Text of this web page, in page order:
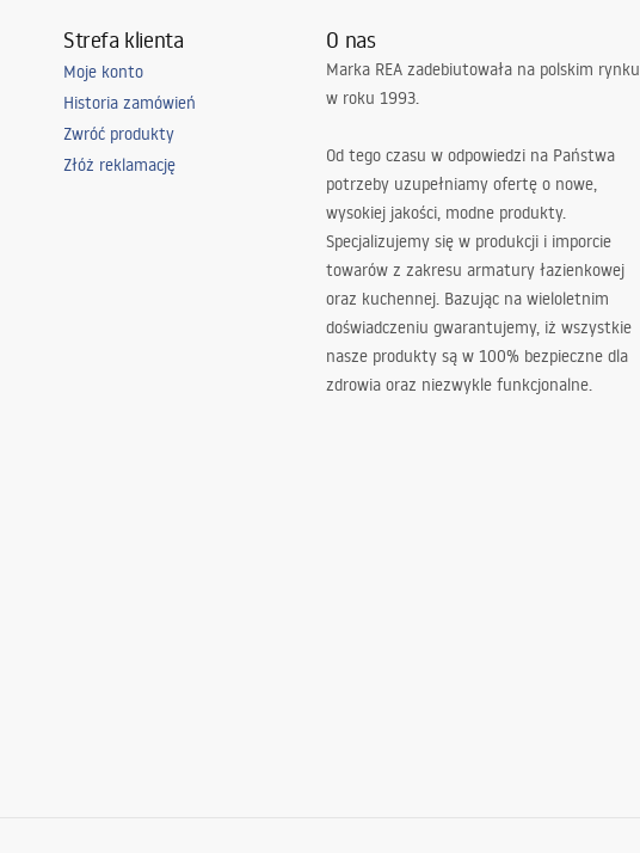
Strefa klienta
Moje konto
Historia zamówień
Zwróć produkty
Złóż reklamację
O nas
Marka REA zadebiutowała na polskim rynku
w roku 1993.
Od tego czasu w odpowiedzi na Państwa
potrzeby uzupełniamy ofertę o nowe,
wysokiej jakości, modne produkty.
Specjalizujemy się w produkcji i imporcie
towarów z zakresu armatury łazienkowej
oraz kuchennej. Bazując na wieloletnim
doświadczeniu gwarantujemy, iż wszystkie
nasze produkty są w 100% bezpieczne dla
zdrowia oraz niezwykle funkcjonalne.